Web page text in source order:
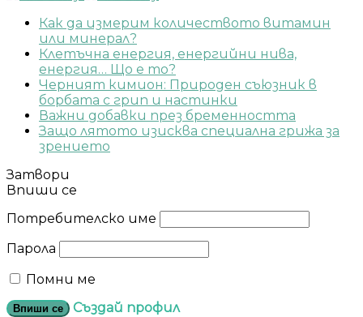
Как да измерим количеството витамин
или минерал?
Клетъчна енергия, енергийни нива,
енергия… Що е то?
Черният кимион: Природен съюзник в
борбата с грип и настинки
Важни добавки през бременността
Защо лятото изисква специална грижа за
зрението
Затвори
Впиши се
Потребителско име
Парола
Помни ме
Впиши се
Създай профил